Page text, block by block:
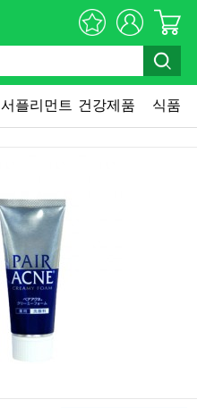
서플리먼트 건강제품 식품